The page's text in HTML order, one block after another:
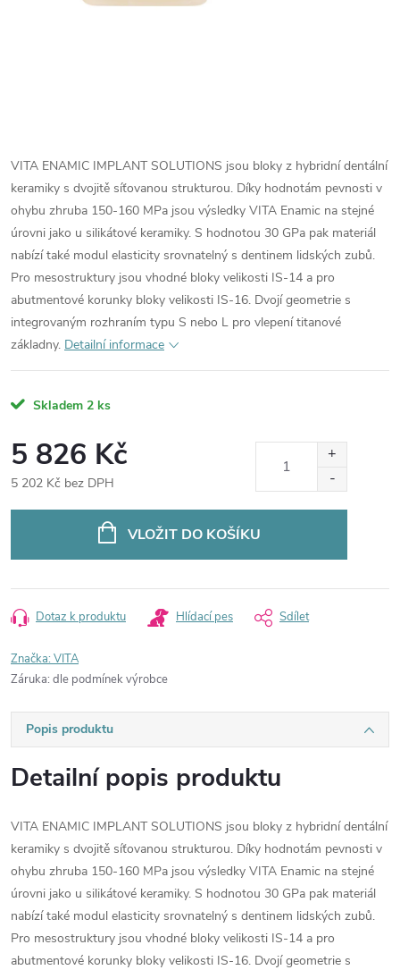
VITA ENAMIC IMPLANT SOLUTIONS jsou bloky z hybridní dentální
keramiky s dvojitě síťovanou strukturou. Díky hodnotám pevnosti v
ohybu zhruba 150-160 MPa jsou výsledky VITA Enamic na stejné
úrovni jako u silikátové keramiky. S hodnotou 30 GPa pak materiál
nabízí také modul elasticity srovnatelný s dentinem lidských zubů.
Pro mesostruktury jsou vhodné bloky velikosti IS-14 a pro
abutmentové korunky bloky velikosti IS-16. Dvojí geometrie s
integrovaným rozhraním typu S nebo L pro vlepení titanové
základny. Detailní informace
Skladem 2 ks
5 826 Kč
5 202 Kč bez DPH
VLOŽIT DO KOŠÍKU
Dotaz k produktu Hlídací pes Sdílet
Značka:VITA
Záruka: dle podmínek výrobce
Popis produktu
Detailní popis produktu
VITA ENAMIC IMPLANT SOLUTIONS jsou bloky z hybridní dentální
keramiky s dvojitě síťovanou strukturou. Díky hodnotám pevnosti v
ohybu zhruba 150-160 MPa jsou výsledky VITA Enamic na stejné
úrovni jako u silikátové keramiky. S hodnotou 30 GPa pak materiál
nabízí také modul elasticity srovnatelný s dentinem lidských zubů.
Pro mesostruktury jsou vhodné bloky velikosti IS-14 a pro
abutmentové korunky bloky velikosti IS-16. Dvojí geometrie s